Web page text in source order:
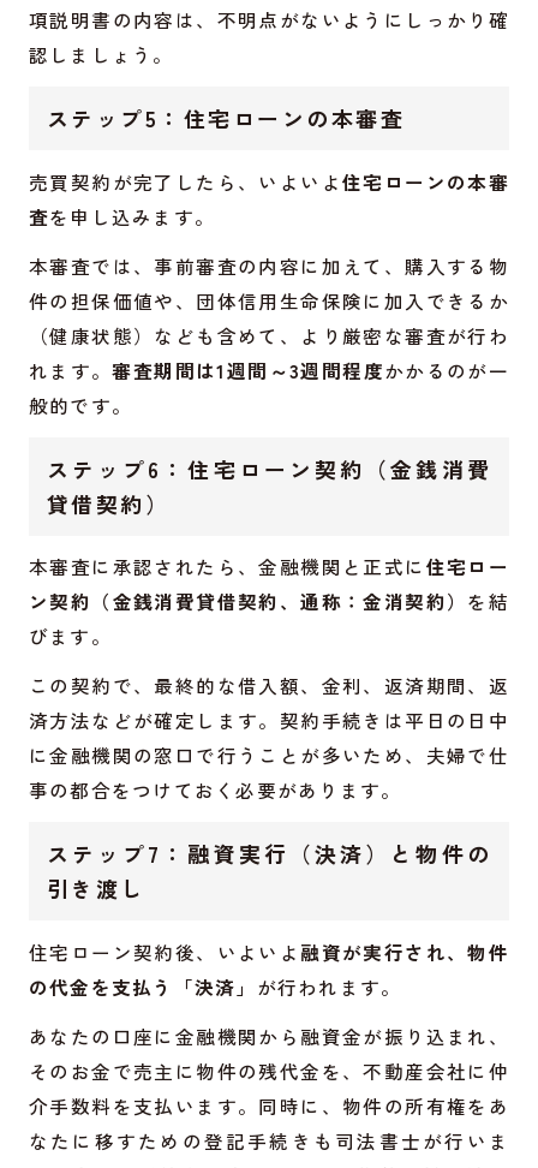
項説明書の内容は、不明点がないようにしっかり確
認しましょう。
ステップ5：住宅ローンの本審査
売買契約が完了したら、いよいよ住宅ローンの本審
査を申し込みます。
本審査では、事前審査の内容に加えて、購入する物
件の担保価値や、団体信用生命保険に加入できるか
（健康状態）なども含めて、より厳密な審査が行わ
れます。審査期間は1週間～3週間程度かかるのが一
般的です。
ステップ6：住宅ローン契約（金銭消費
貸借契約）
本審査に承認されたら、金融機関と正式に住宅ロー
ン契約（金銭消費貸借契約、通称：金消契約） を結
びます。
この契約で、最終的な借入額、金利、返済期間、返
済方法などが確定します。契約手続きは平日の日中
に金融機関の窓口で行うことが多いため、夫婦で仕
事の都合をつけておく必要があります。
ステップ7：融資実行（決済）と物件の
引き渡し
住宅ローン契約後、いよいよ 融資が実行され、物件
の代金を支払う「決済」 が行われます。
あなたの口座に金融機関から融資金が振り込まれ、
そのお金で売主に物件の残代金を、不動産会社に仲
介手数料を支払います。同時に、物件の所有権をあ
なたに移すための登記手続きも司法書士が行いま